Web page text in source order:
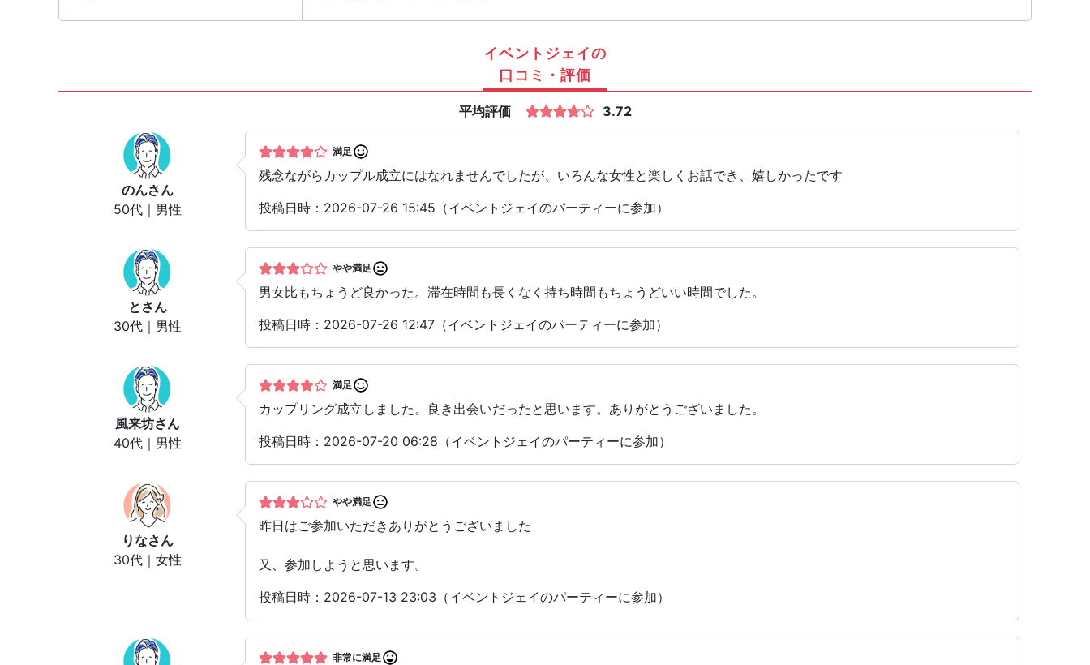
イベントジェイの
口コミ・評価
平均評価 3.72
のんさん
50代｜男性
満足
残念ながらカップル成立にはなれませんでしたが、いろんな女性と楽しくお話でき、嬉しかったです
投稿日時：2026-07-26 15:45（イベントジェイのパーティーに参加）
と さん
30代｜男性
やや満足
男女比もちょうど良かった。滞在時間も長くなく持ち時間もちょうどいい時間でした。
投稿日時：2026-07-26 12:47（イベントジェイのパーティーに参加）
風来坊さん
40代｜男性
満足
カップリング成立しました。良き出会いだったと思います。ありがとうございました。
投稿日時：2026-07-20 06:28（イベントジェイのパーティーに参加）
りなさん
30代｜女性
やや満足
昨日はご参加いただきありがとうございました
又、参加しようと思います。
投稿日時：2026-07-13 23:03（イベントジェイのパーティーに参加）
非常に満足